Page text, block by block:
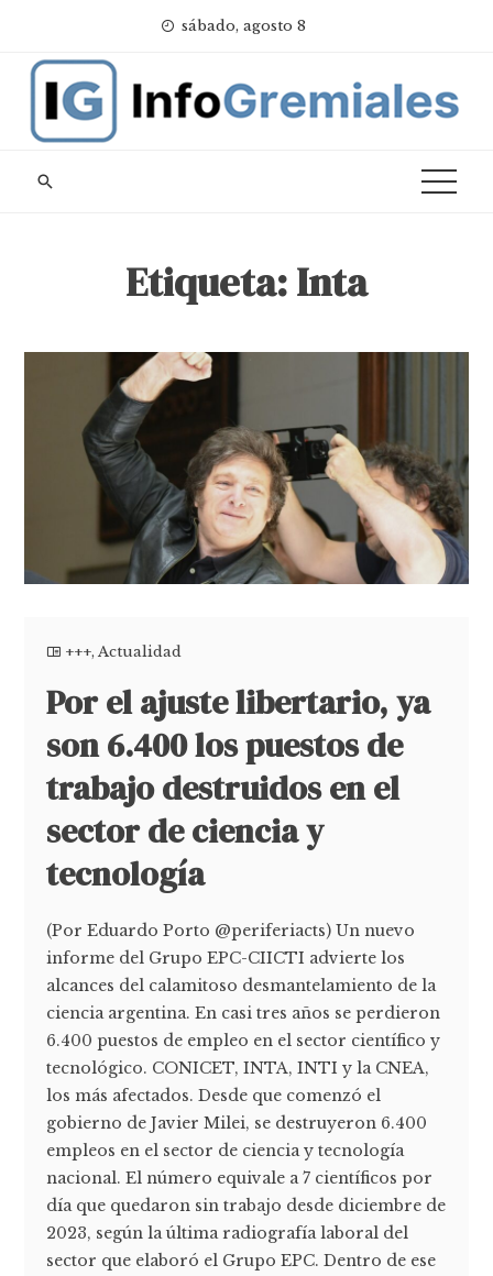
content
sábado, agosto 8
Etiqueta:Inta
+++,Actualidad
Por el ajuste libertario, ya
son 6.400 los puestos de
trabajo destruidos en el
sector de ciencia y
tecnología
(Por Eduardo Porto @periferiacts) Un nuevo
informe del Grupo EPC-CIICTI advierte los
alcances del calamitoso desmantelamiento de la
ciencia argentina. En casi tres años se perdieron
6.400 puestos de empleo en el sector científico y
tecnológico. CONICET, INTA, INTI y la CNEA,
los más afectados. Desde que comenzó el
gobierno de Javier Milei, se destruyeron 6.400
empleos en el sector de ciencia y tecnología
nacional. El número equivale a 7 científicos por
día que quedaron sin trabajo desde diciembre de
2023, según la última radiografía laboral del
sector que elaboró el Grupo EPC. Dentro de ese